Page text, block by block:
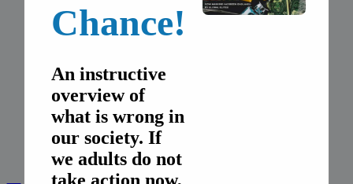
Español
Italiano
Home
English
Deutsch
Français
Español
Italiano
Chance!
An instructive
overview of
what is wrong in
our society. If
we adults do not